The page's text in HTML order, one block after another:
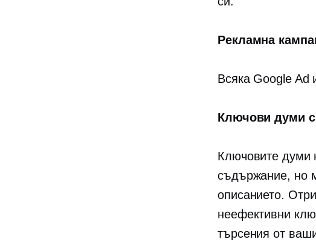
Рекламна
Всяка Google Ad
Ключови думи
Ключовите думи
съдържание, но
описанието.
неефективни
търсения от